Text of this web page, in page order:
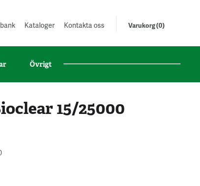
Varukorg (0)
Kataloger Kontakta oss
Övrigt
15/25000